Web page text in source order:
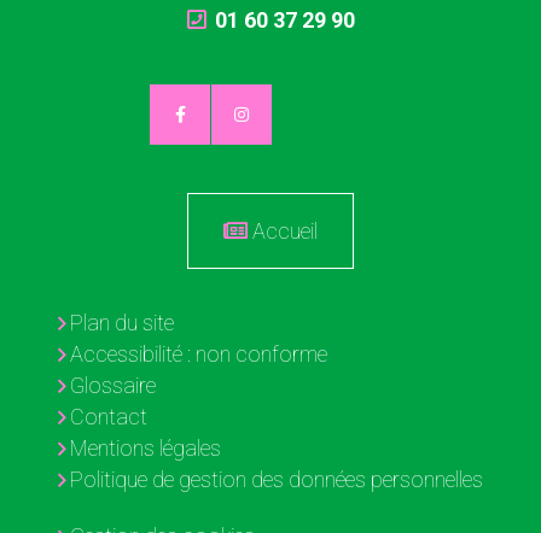
01 60 37 29 90
Accueil
Plan du site
Accessibilité : non conforme
Glossaire
Contact
Mentions légales
Politique de gestion des données personnelles